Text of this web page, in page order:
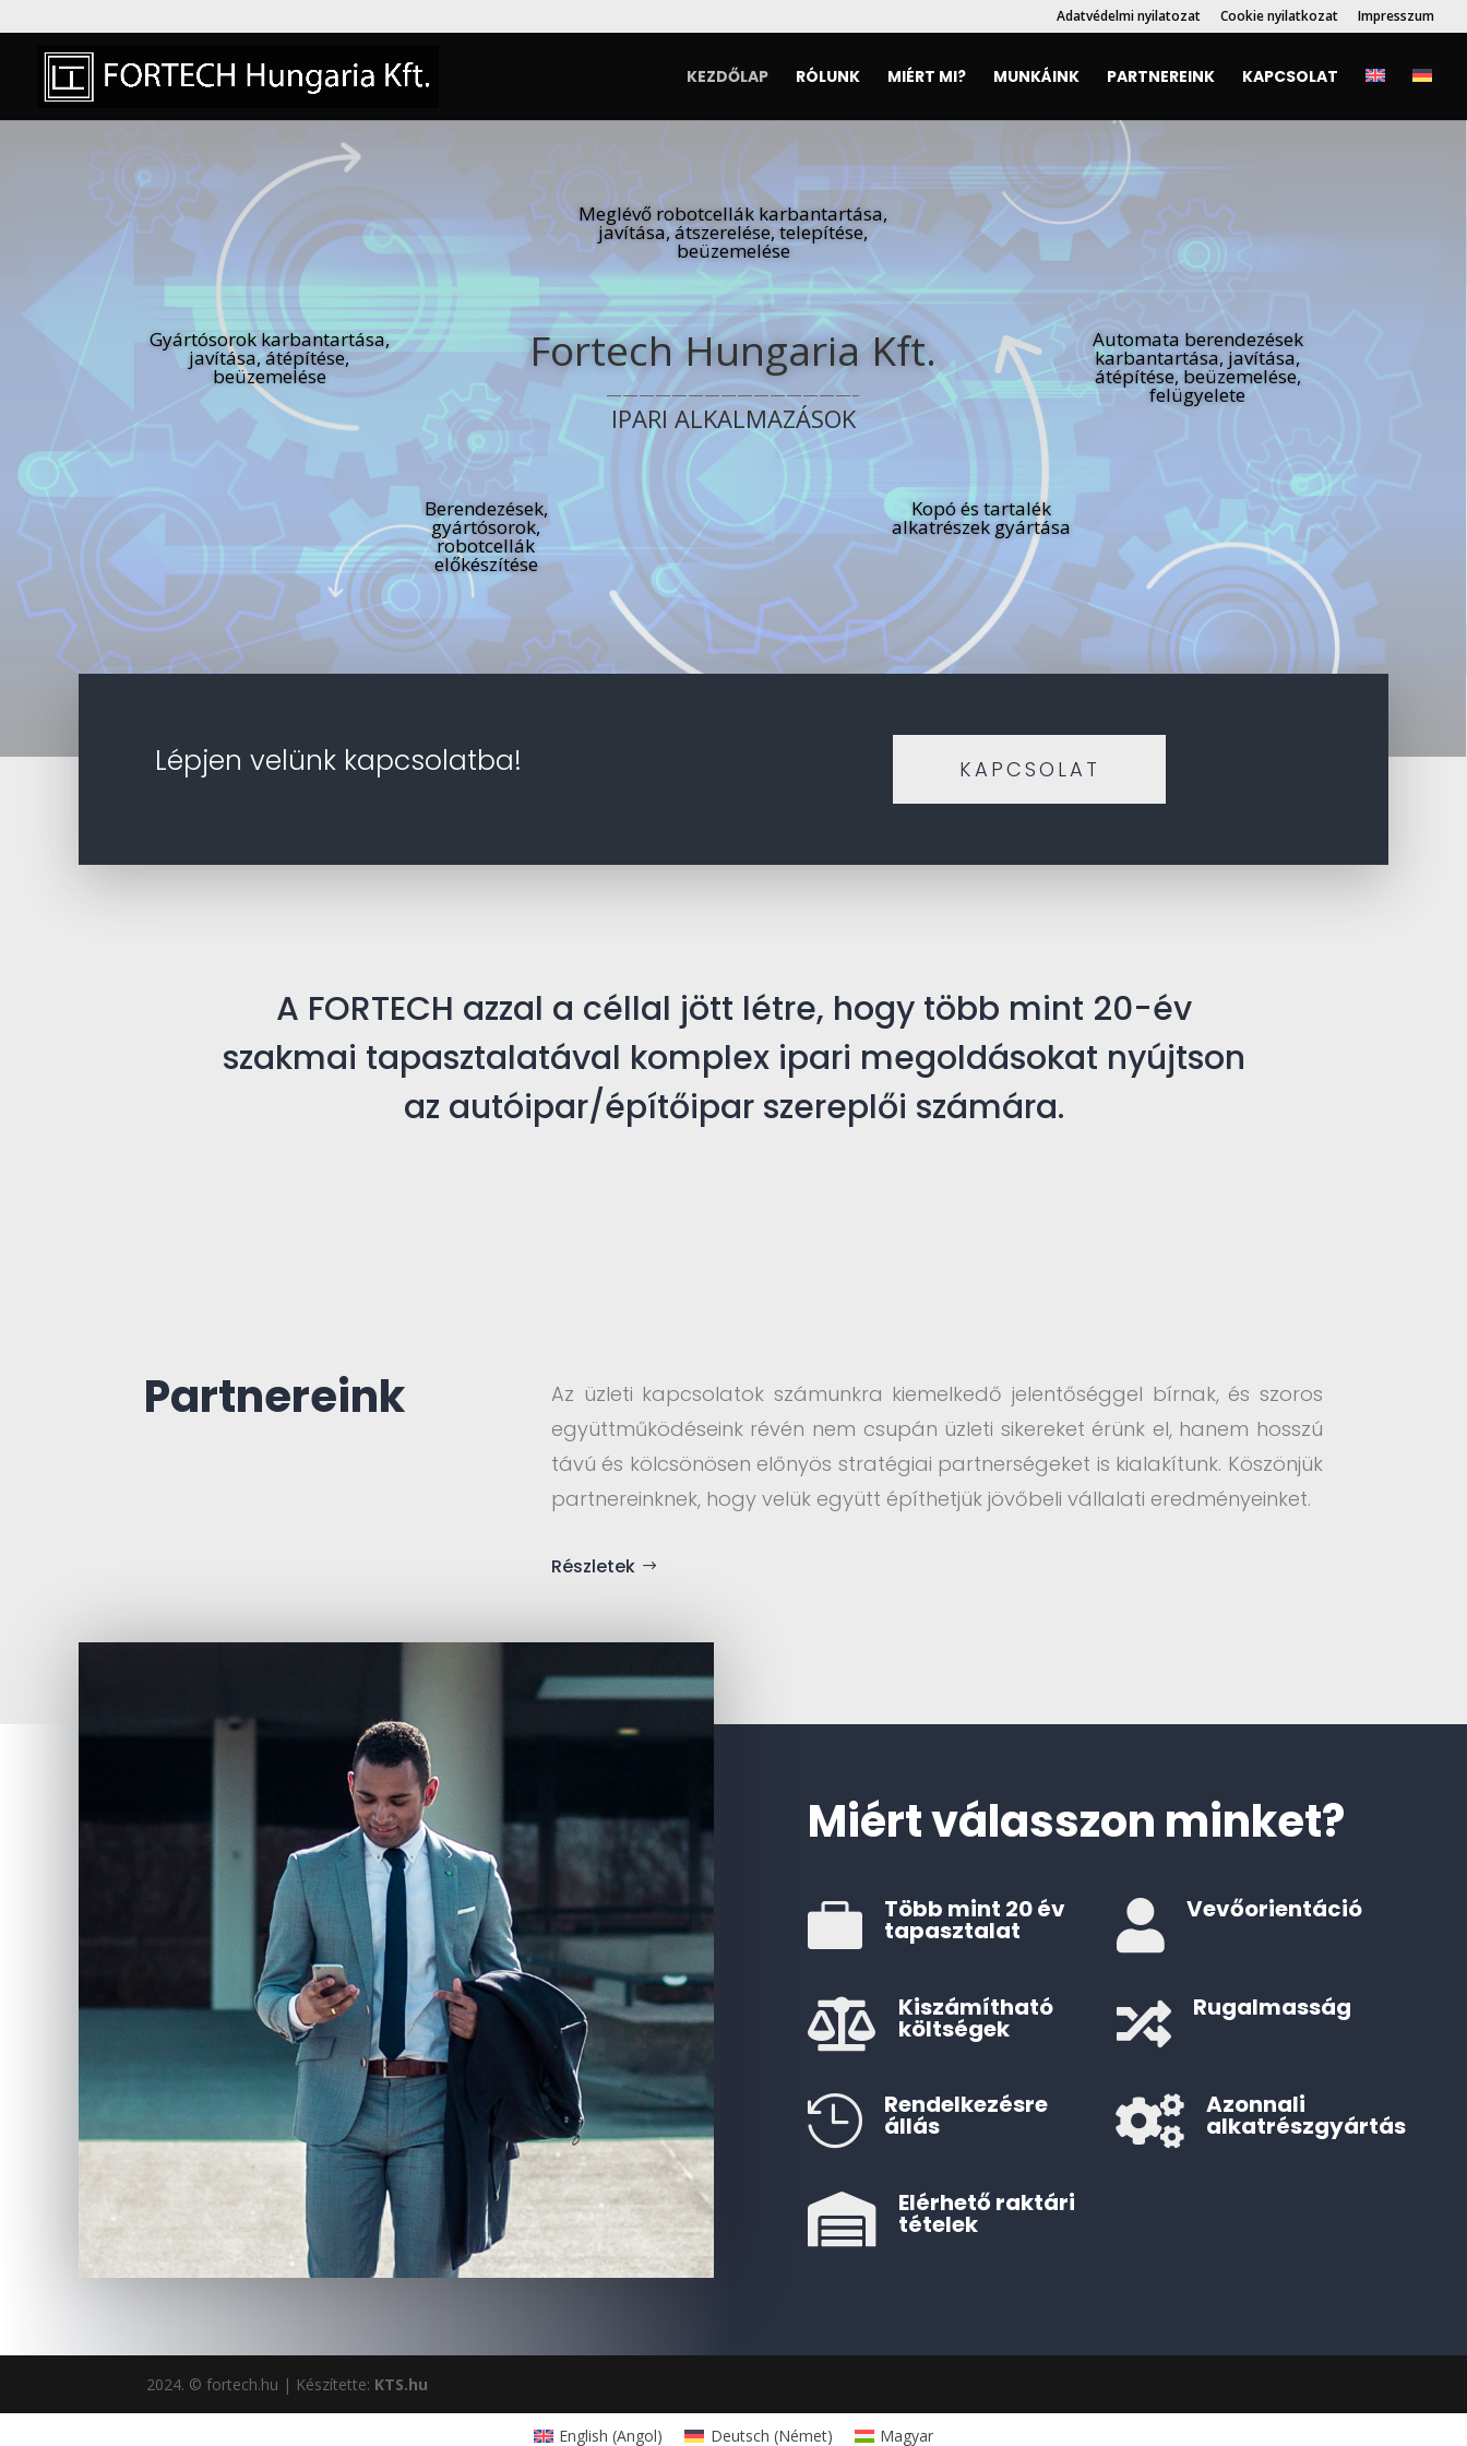
Adatvédelmi nyilatozat Cookie nyilatkozat Impresszum
KEZDŐLAP RÓLUNK MIÉRT MI? MUNKÁINK PARTNEREINK KAPCSOLAT
Meglévő robotcellák karbantartása,
javítása, átszerelése, telepítése,
beüzemelése
Gyártósorok karbantartása,
javítása, átépítése,
beüzemelése Fortech Hungaria Kft.
———————————————–
IPARI ALKALMAZÁSOK
Automata berendezések
karbantartása, javítása,
átépítése, beüzemelése,
felügyelete
Berendezések,
gyártósorok,
robotcellák
előkészítése
Kopó és tartalék
alkatrészek gyártása
Lépjen velünk kapcsolatba! KAPCSOLAT
A FORTECH azzal a céllal jött létre, hogy több mint 20-év
szakmai tapasztalatával komplex ipari megoldásokat nyújtson
az autóipar/építőipar szereplői számára.
Partnereink
Az üzleti kapcsolatok számunkra kiemelkedő jelentőséggel bírnak, és szoros
együttműködéseink révén nem csupán üzleti sikereket érünk el, hanem hosszú
távú és kölcsönösen előnyös stratégiai partnerségeket is kialakítunk. Köszönjük
partnereinknek, hogy velük együtt építhetjük jövőbeli vállalati eredményeinket.
Részletek
Miért válasszon minket?
 Több mint 20 év
tapasztalat
 Kiszámítható
költségek
 Rendelkezésre
állás
 Elérhető raktári
tételek
 Vevőorientáció
 Rugalmasság
 Azonnali
alkatrészgyártás
2024. © fortech.hu | Készítette: KTS.hu
English (Angol) Deutsch (Német) Magyar